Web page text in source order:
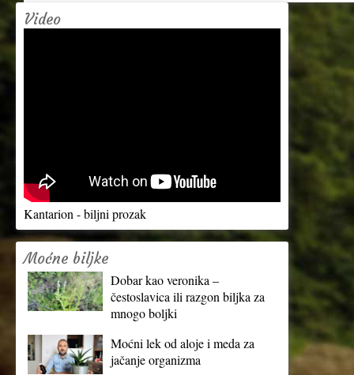
Video
Kantarion - biljni prozak
Moćne biljke
Dobar kao veronika –
čestoslavica ili razgon biljka za
mnogo boljki
Moćni lek od aloje i meda za
jačanje organizma